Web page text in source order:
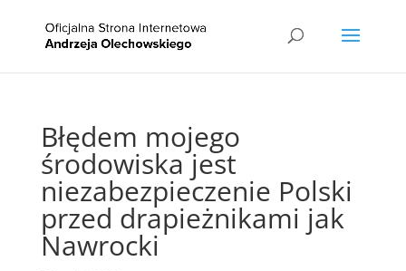
Błędem mojego
środowiska jest
niezabezpieczenie Polski
przed drapieżnikami jak
Nawrocki